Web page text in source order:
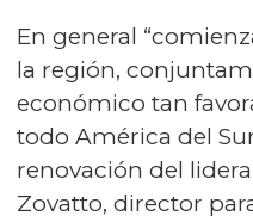
En general
la región,
económico tan
todo América del
renovación del
Zovatto, director